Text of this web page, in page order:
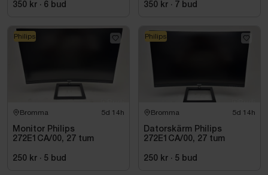
350 kr · 6 bud 350 kr · 7 bud
Bromma 5d 14h
Monitor Philips
272E1CA/00, 27 tum
250 kr · 5 bud
Philips
Bromma 5d 14h
Datorskärm Philips
272E1CA/00, 27 tum
250 kr · 5 bud
Philips